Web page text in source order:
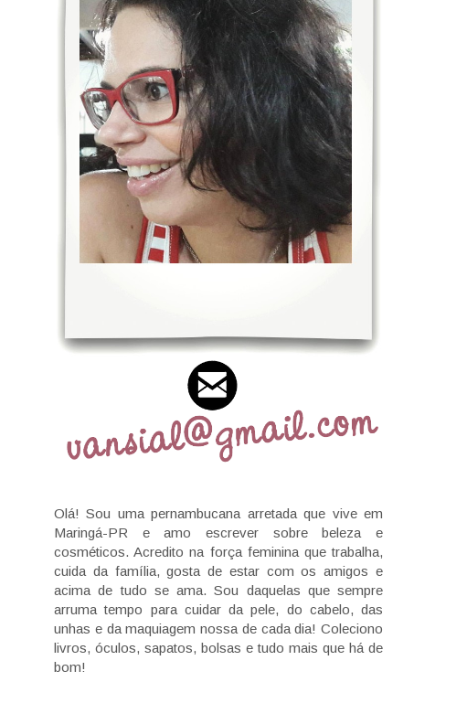
Olá! Sou uma pernambucana arretada que vive em
Maringá-PR e amo escrever sobre beleza e
cosméticos. Acredito na força feminina que trabalha,
cuida da família, gosta de estar com os amigos e
acima de tudo se ama. Sou daquelas que sempre
arruma tempo para cuidar da pele, do cabelo, das
unhas e da maquiagem nossa de cada dia! Coleciono
livros, óculos, sapatos, bolsas e tudo mais que há de
bom!